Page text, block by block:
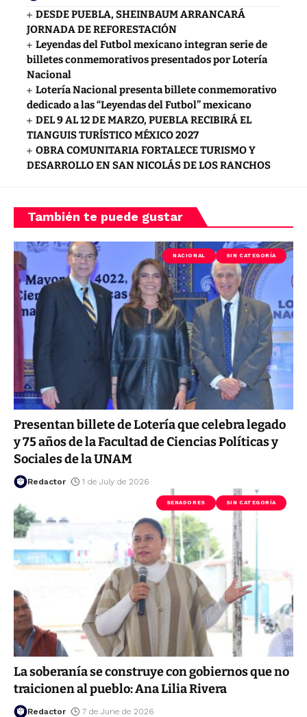
DESDE PUEBLA, SHEINBAUM ARRANCARÁ
JORNADA DE REFORESTACIÓN
Leyendas del Futbol mexicano integran serie de
billetes conmemorativos presentados por Lotería
Nacional
Lotería Nacional presenta billete conmemorativo
dedicado a las “Leyendas del Futbol” mexicano
DEL 9 AL 12 DE MARZO, PUEBLA RECIBIRÁ EL
TIANGUIS TURÍSTICO MÉXICO 2027
OBRA COMUNITARIA FORTALECE TURISMO Y
DESARROLLO EN SAN NICOLÁS DE LOS RANCHOS
También te puede gustar
NACIONAL SIN CATEGORÍA
Presentan billete de Lotería que celebra legado
y 75 años de la Facultad de Ciencias Políticas y
Sociales de la UNAM
Redactor 1 de July de 2026
SENADORES SIN CATEGORÍA
La soberanía se construye con gobiernos que no
traicionen al pueblo: Ana Lilia Rivera
Redactor 7 de June de 2026